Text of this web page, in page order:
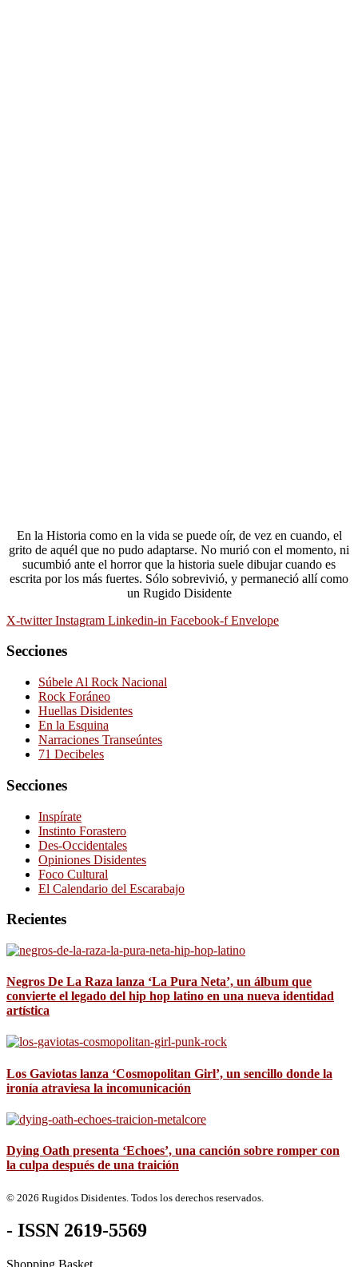
En la Historia como en la vida se puede oír, de vez en cuando, el
grito de aquél que no pudo adaptarse. No murió con el momento, ni
sucumbió ante el horror que la historia suele dibujar cuando es
escrita por los más fuertes. Sólo sobrevivió, y permaneció allí como
un Rugido Disidente
X-twitter Instagram Linkedin-in Facebook-f Envelope
Secciones
Súbele Al Rock Nacional
Rock Foráneo
Huellas Disidentes
En la Esquina
Narraciones Transeúntes
71 Decibeles
Secciones
Inspírate
Instinto Forastero
Des-Occidentales
Opiniones Disidentes
Foco Cultural
El Calendario del Escarabajo
Recientes
Negros De La Raza lanza ‘La Pura Neta’, un álbum que
convierte el legado del hip hop latino en una nueva identidad
artística
Los Gaviotas lanza ‘Cosmopolitan Girl’, un sencillo donde la
ironía atraviesa la incomunicación
Dying Oath presenta ‘Echoes’, una canción sobre romper con
la culpa después de una traición
© 2026 Rugidos Disidentes. Todos los derechos reservados.
- ISSN 2619-5569